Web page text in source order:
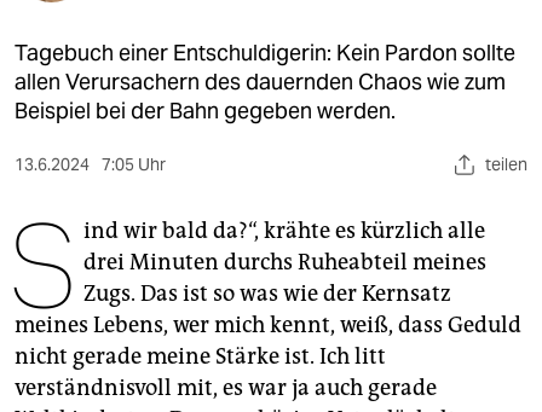
kultur
sport
wahrheit
verlag
verlag
veranstaltungen
Tagebuch einer Entschuldigerin: Kein Pardon sollte
allen Verursachern des dauernden Chaos wie zum
Beispiel bei der Bahn gegeben werden.
13.6.2024 7:05 Uhr teilen
S ind wir bald da?“, krähte es kürzlich alle
drei ­Minuten durchs Ruhe­abteil meines
Zugs. Das ist so was wie der Kernsatz
meines Lebens, wer mich kennt, weiß, dass Geduld
nicht gerade meine Stärke ist. Ich litt
verständnisvoll mit, es war ja auch gerade